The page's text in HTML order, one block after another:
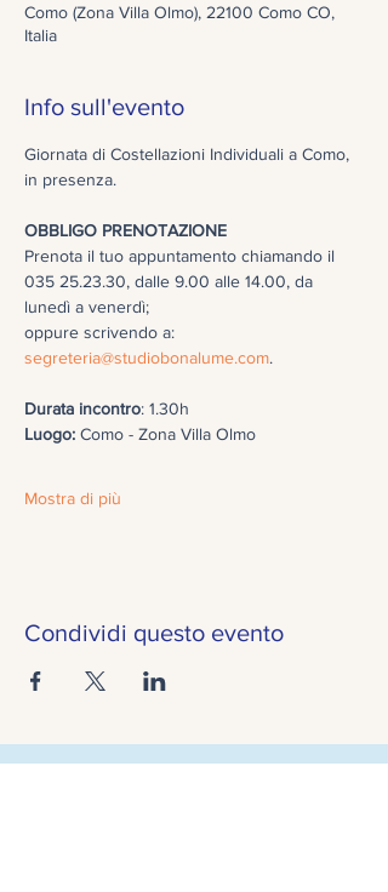
Como (Zona Villa Olmo), 22100 Como CO,
Italia
Info sull'evento
Giornata di Costellazioni Individuali a Como,
in presenza.
OBBLIGO PRENOTAZIONE
Prenota il tuo appuntamento chiamando il
035 25.23.30, dalle 9.00 alle 14.00, da
lunedì a venerdì;
oppure scrivendo a:
segreteria@studiobonalume.com.
Durata incontro: 1.30h
Luogo: Como - Zona Villa Olmo
Mostra di più
Condividi questo evento